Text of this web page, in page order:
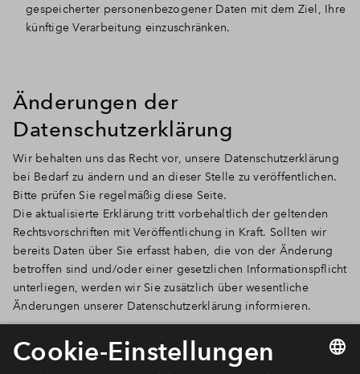
gespeicherter personenbezogener Daten mit dem Ziel, Ihre
künftige Verarbeitung einzuschränken.
Änderungen der
Datenschutzerklärung
Wir behalten uns das Recht vor, unsere Datenschutzerklärung
bei Bedarf zu ändern und an dieser Stelle zu veröffentlichen.
Bitte prüfen Sie regelmäßig diese Seite.
Die aktualisierte Erklärung tritt vorbehaltlich der geltenden
Rechtsvorschriften mit Veröffentlichung in Kraft. Sollten wir
bereits Daten über Sie erfasst haben, die von der Änderung
betroffen sind und/oder einer gesetzlichen Informationspflicht
unterliegen, werden wir Sie zusätzlich über wesentliche
Änderungen unserer Datenschutzerklärung informieren.